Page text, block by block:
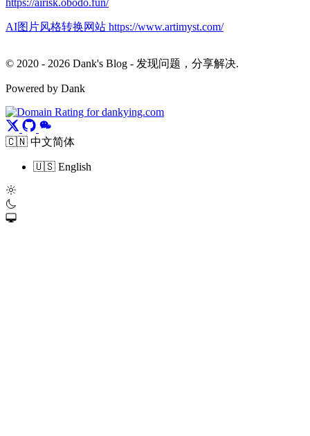
AI图片风格转换网站 https://www.artimyst.com/
© 2020 - 2026 Dank's Blog - 发现问题，分享解决.
Powered by Dank
🇨🇳 中文简体
🇺🇸 English